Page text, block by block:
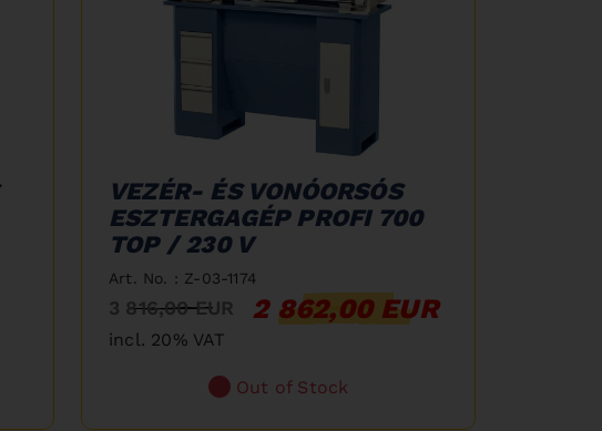
VEZÉR- ÉS VONÓORSÓS
ESZTERGAGÉP PROFI 700
TOP / 230 V
Art. No. : Z-03-1174
3 816,00 EUR 2 862,00 EUR
incl. 20% VAT
Out of Stock